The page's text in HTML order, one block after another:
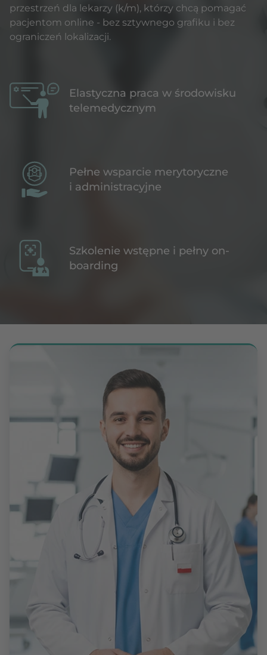
przestrzeń dla lekarzy (k/m), którzy chcą pomagać
pacjentom online - bez sztywnego grafiku i bez
ograniczeń lokalizacji.
Elastyczna praca w środowisku
telemedycznym
Pełne wsparcie merytoryczne
i administracyjne
Szkolenie wstępne i pełny on-
boarding